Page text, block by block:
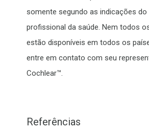
somente segundo as indicações
profissional da saúde. Nem todos
estão disponíveis em todos os
entre em contato com seu
Cochlear™.
Referências